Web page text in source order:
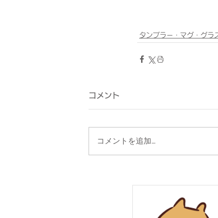
タンブラー・マグ・グラ
コメント
コメントを追加…